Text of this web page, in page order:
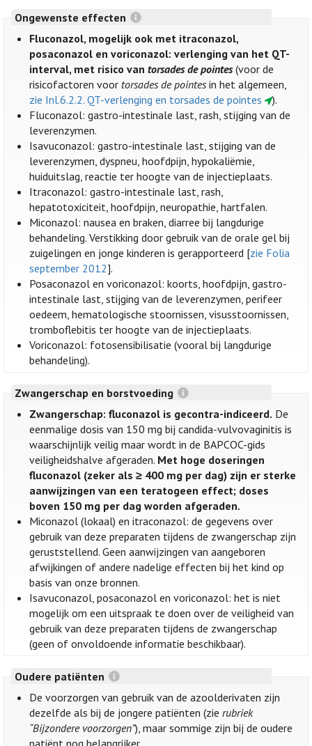
Ongewenste effecten
Fluconazol, mogelijk ook met itraconazol,
posaconazol en voriconazol: verlenging van het QT-
interval, met risico vantorsades de pointes(voor de
risicofactoren voor torsades de pointes in het algemeen,
zie Inl.6.2.2. QT-verlenging en torsades de pointes
).
Fluconazol: gastro-intestinale last, rash, stijging van de
leverenzymen.
Isavuconazol: gastro-intestinale last, stijging van de
leverenzymen, dyspneu, hoofdpijn, hypokaliëmie,
huiduitslag, reactie ter hoogte van de injectieplaats.
Itraconazol: gastro-intestinale last, rash,
hepatotoxiciteit, hoofdpijn, neuropathie, hartfalen.
Miconazol: nausea en braken, diarree bij langdurige
behandeling. Verstikking door gebruik van de orale gel bij
zuigelingen en jonge kinderen is gerapporteerd [zie Folia
september 2012].
Posaconazol en voriconazol: koorts, hoofdpijn, gastro-
intestinale last, stijging van de leverenzymen, perifeer
oedeem, hematologische stoornissen, visusstoornissen,
tromboflebitis ter hoogte van de injectieplaats.
Voriconazol: fotosensibilisatie (vooral bij langdurige
behandeling).
Zwangerschap en borstvoeding
Zwangerschap: fluconazol is gecontra-indiceerd. De
eenmalige dosis van 150 mg bij candida-vulvovaginitis is
waarschijnlijk veilig maar wordt in de BAPCOC-gids
veiligheidshalve afgeraden. Met hoge doseringen
fluconazol (zeker als ≥ 400 mg per dag) zijn er sterke
aanwijzingen van een teratogeen effect; doses
boven 150 mg per dag worden afgeraden.
Miconazol (lokaal) en itraconazol: de gegevens over
gebruik van deze preparaten tijdens de zwangerschap zijn
geruststellend. Geen aanwijzingen van aangeboren
afwijkingen of andere nadelige effecten bij het kind op
basis van onze bronnen.
Isavuconazol, posaconazol en voriconazol: het is niet
mogelijk om een uitspraak te doen over de veiligheid van
gebruik van deze preparaten tijdens de zwangerschap
(geen of onvoldoende informatie beschikbaar).
Oudere patiënten
De voorzorgen van gebruik van de azoolderivaten zijn
dezelfde als bij de jongere patiënten (zierubriek
“Bijzondere voorzorgen”), maar sommige zijn bij de oudere